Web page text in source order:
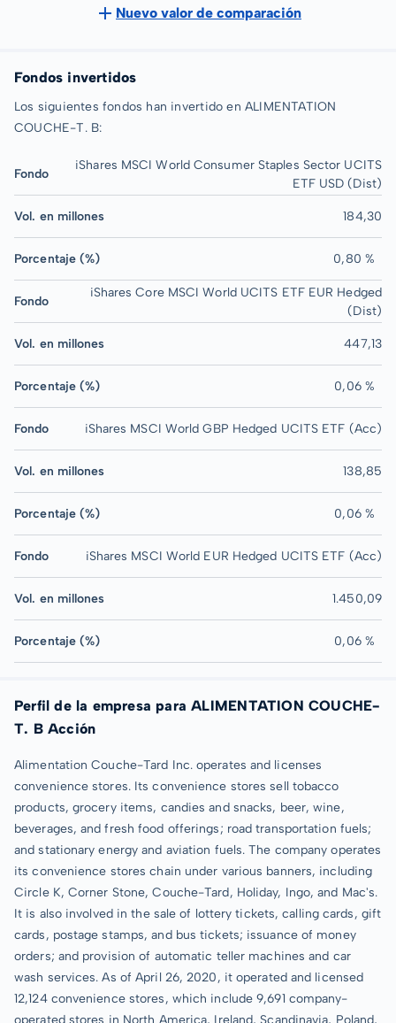
Nuevo valor de comparación
Fondos invertidos
Los siguientes fondos han invertido en ALIMENTATION
COUCHE-T. B:
Fondo
iShares MSCI World Consumer Staples Sector UCITS
ETF USD (Dist)
Vol. en millones 184,30
Porcentaje (%) 0,80 %
Fondo
iShares Core MSCI World UCITS ETF EUR Hedged
(Dist)
Vol. en millones 447,13
Porcentaje (%) 0,06 %
Fondo iShares MSCI World GBP Hedged UCITS ETF (Acc)
Vol. en millones 138,85
Porcentaje (%) 0,06 %
Fondo iShares MSCI World EUR Hedged UCITS ETF (Acc)
Vol. en millones 1.450,09
Porcentaje (%) 0,06 %
Perfil de la empresa para ALIMENTATION COUCHE-
T. B Acción
Alimentation Couche-Tard Inc. operates and licenses
convenience stores. Its convenience stores sell tobacco
products, grocery items, candies and snacks, beer, wine,
beverages, and fresh food offerings; road transportation fuels;
and stationary energy and aviation fuels. The company operates
its convenience stores chain under various banners, including
Circle K, Corner Stone, Couche-Tard, Holiday, Ingo, and Mac's.
It is also involved in the sale of lottery tickets, calling cards, gift
cards, postage stamps, and bus tickets; issuance of money
orders; and provision of automatic teller machines and car
wash services. As of April 26, 2020, it operated and licensed
12,124 convenience stores, which include 9,691 company-
operated stores in North America, Ireland, Scandinavia, Poland,